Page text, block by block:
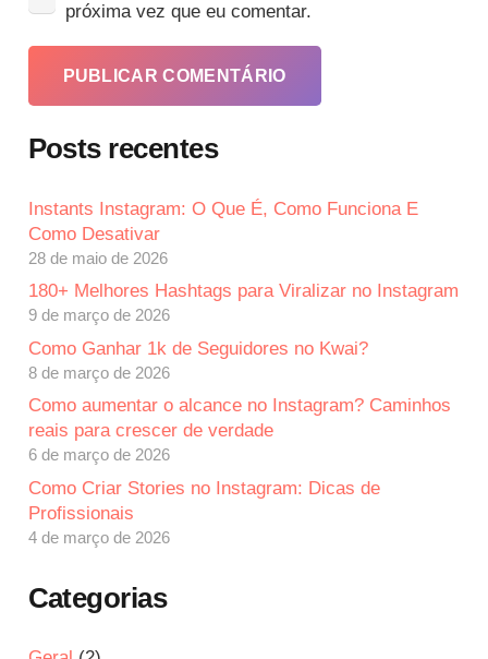
próxima vez que eu comentar.
PUBLICAR COMENTÁRIO
Posts recentes
Instants Instagram: O Que É, Como Funciona E
Como Desativar
28 de maio de 2026
180+ Melhores Hashtags para Viralizar no Instagram
9 de março de 2026
Como Ganhar 1k de Seguidores no Kwai?
8 de março de 2026
Como aumentar o alcance no Instagram? Caminhos
reais para crescer de verdade
6 de março de 2026
Como Criar Stories no Instagram: Dicas de
Profissionais
4 de março de 2026
Categorias